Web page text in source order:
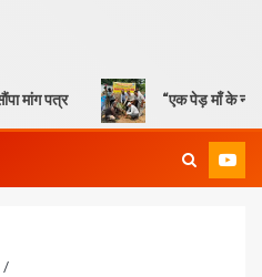
“एक पेड़ माँ के नाम” – सेण्ट